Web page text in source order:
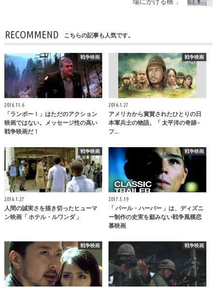
RECOMMEND こちらの記事も人気です。
戦争映画
2016.11.6
「ランボーⅠ」はただのアクション
映画ではない。メッセージ性の高い
戦争映画だ！
戦争映画
2016.1.27
アメリカから賞賛されたひとりの日
本軍兵士の物語。「 太平洋の奇跡 -
フ…
戦争映画
2016.1.27
人間の誠実さを描き切ったヒューマ
ン映画「 ホテル・ルワンダ 」
戦争映画
2017.5.19
「 パール・ハーバー 」は、ディズニ
ー制作の史実を顧みない戦争風横恋
慕映画
戦争映画 戦争映画